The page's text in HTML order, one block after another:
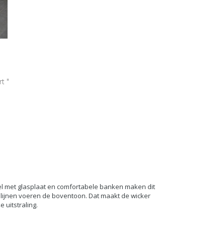
"
met glasplaat en comfortabele banken maken dit
voeren de boventoon. Dat maakt de wicker
uitstraling.